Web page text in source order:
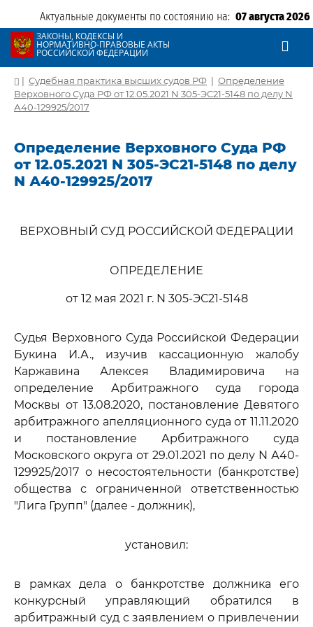
Актуальные документы по состоянию на: 07 августа 2026
ЗАКОНЫ, КОДЕКСЫ И
НОРМАТИВНО-ПРАВОВЫЕ АКТЫ
РОССИЙСКОЙ ФЕДЕРАЦИИ
| Судебная практика высших судов РФ | Определение
Верховного Суда РФ от 12.05.2021 N 305-ЭС21-5148 по делу N
А40-129925/2017
Определение Верховного Суда РФ
от 12.05.2021 N 305-ЭС21-5148 по делу
N А40-129925/2017
ВЕРХОВНЫЙ СУД РОССИЙСКОЙ ФЕДЕРАЦИИ
ОПРЕДЕЛЕНИЕ
от 12 мая 2021 г. N 305-ЭС21-5148
Судья Верховного Суда Российской Федерации
Букина И.А., изучив кассационную жалобу
Каржавина Алексея Владимировича на
определение Арбитражного суда города
Москвы от 13.08.2020, постановление Девятого
арбитражного апелляционного суда от 11.11.2020
и постановление Арбитражного суда
Московского округа от 29.01.2021 по делу N А40-
129925/2017 о несостоятельности (банкротстве)
общества с ограниченной ответственностью
"Лига Групп" (далее - должник),
установил:
в рамках дела о банкротстве должника его
конкурсный управляющий обратился в
арбитражный суд с заявлением о привлечении